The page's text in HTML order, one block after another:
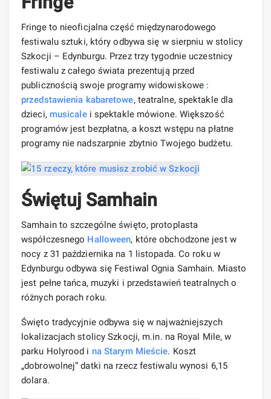
Fringe to nieoficjalna część międzynarodowego
festiwalu sztuki, który odbywa się w sierpniu w stolicy
Szkocji – Edynburgu. Przez trzy tygodnie uczestnicy
festiwalu z całego świata prezentują przed
publicznością swoje programy widowiskowe :
przedstawienia kabaretowe, teatralne, spektakle dla
dzieci, musicalei spektakle mówione. Większość
programów jest bezpłatna, a koszt wstępu na płatne
programy nie nadszarpnie zbytnio Twojego budżetu.
Świętuj Samhain
Samhain to szczególne święto, protoplasta
współczesnego Halloween, które obchodzone jest w
nocy z 31 października na 1 listopada. Co roku w
Edynburgu odbywa się Festiwal Ognia Samhain. Miasto
jest pełne tańca, muzyki i przedstawień teatralnych o
różnych porach roku.
Święto tradycyjnie odbywa się w najważniejszych
lokalizacjach stolicy Szkocji, m.in. na Royal Mile, w
parku Holyrood i na Starym Mieście. Koszt
„dobrowolnej” datki na rzecz festiwalu wynosi 6,15
dolara.